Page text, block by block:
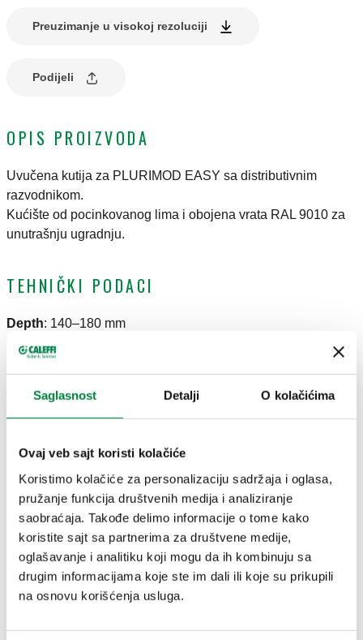
Saglasnost Detalji O kolačićima
Ovaj veb sajt koristi kolačiće
Koristimo kolačiće za personalizaciju sadržaja i oglasa,
pružanje funkcija društvenih medija i analiziranje
saobraćaja. Takođe delimo informacije o tome kako
koristite sajt sa partnerima za društvene medije,
oglašavanje i analitiku koji mogu da ih kombinuju sa
drugim informacijama koje ste im dali ili koje su prikupili
na osnovu korišćenja usluga.
Preuzimanje u visokoj rezoluciji
Podijeli
OPIS PROIZVODA
Uvučena kutija za PLURIMOD EASY sa distributivnim
razvodnikom.
Kućište od pocinkovanog lima i obojena vrata RAL 9010 za
unutrašnju ugradnju.
TEHNIČKI PODACI
Depth: 140–180 mm
Width:600 mm
Height:866 mm
CRTEŽI I SPECIFIKACIJE
Broj dela
Odvodni
priključak
Upotreba Actions
70029B
23 p. 1,5
2 odvoda
700215, 700216, 700215 007,
700216 007